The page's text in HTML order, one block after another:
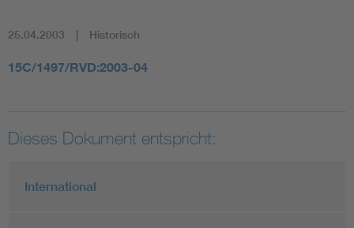
25.04.2003 Historisch
15C/1497/RVD:2003-04
Dieses Dokument entspricht:
International